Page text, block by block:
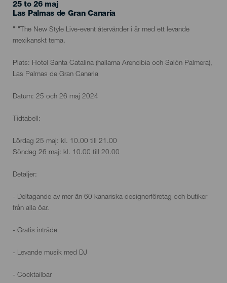
25 to 26 maj
Localidad
Las Palmas de Gran Canaria
Descripción
del
"""The New Style Live-event återvänder i år med ett levande
mexikanskt tema.
Plats: Hotel Santa Catalina (hallarna Arencibia och Salón Palmera),
Las Palmas de Gran Canaria
Datum: 25 och 26 maj 2024
Tidtabell:
Lördag 25 maj: kl. 10.00 till 21.00
Söndag 26 maj: kl. 10.00 till 20.00
Detaljer:
- Deltagande av mer än 60 kanariska designerföretag och butiker
från alla öar.
- Gratis inträde
- Levande musik med DJ
- Cocktailbar